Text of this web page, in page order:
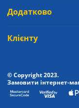
Додатково
Клієнту
© Copyright 2023.
Замовити інтернет-